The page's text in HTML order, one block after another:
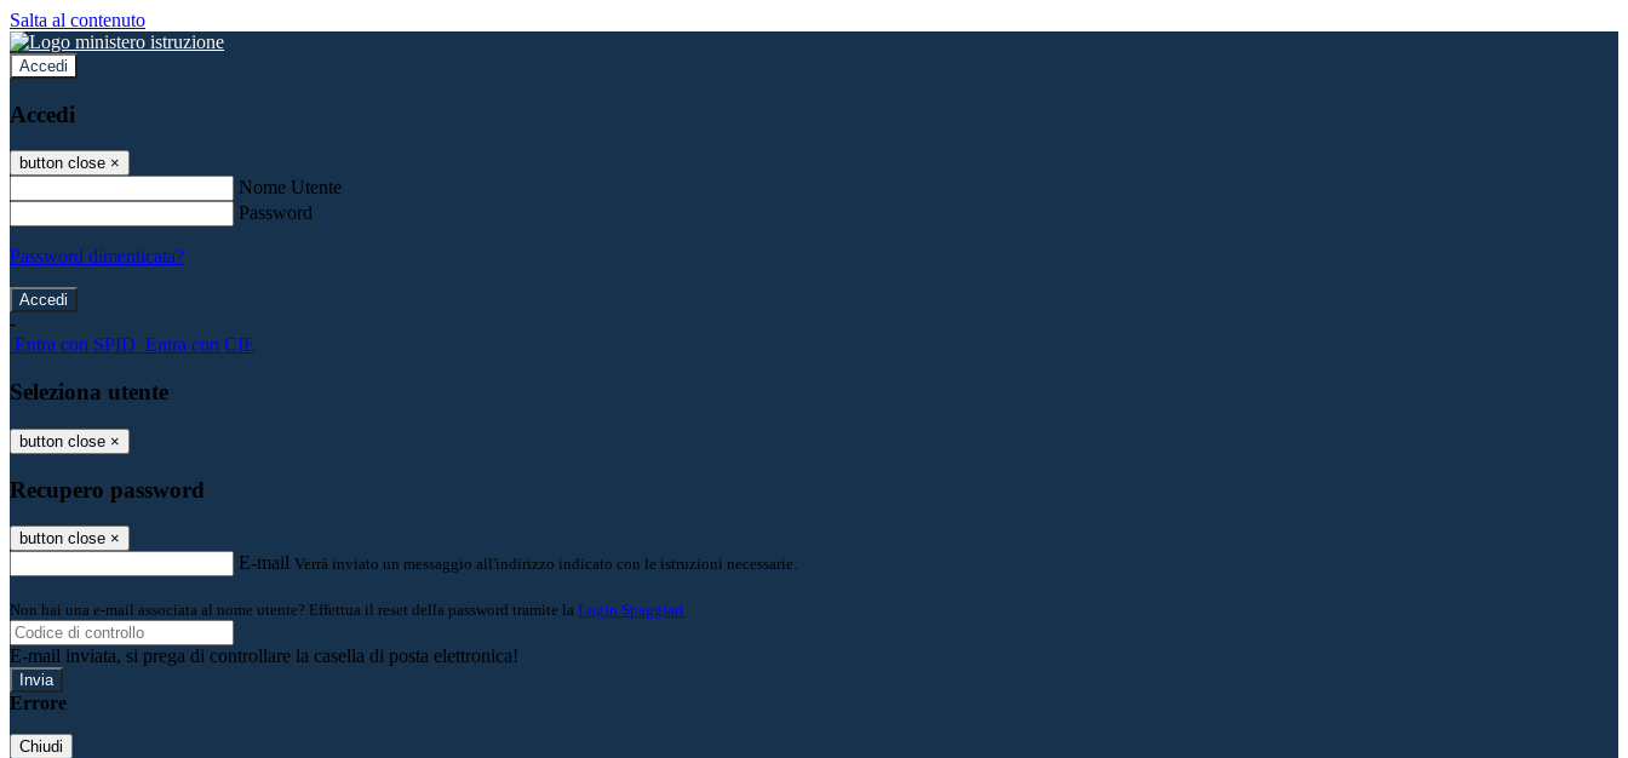
Salta al contenuto
Accedi
Accedi
button close ×
Nome Utente
Password
Password dimenticata?
-
Entra con SPID Entra con CIE
Seleziona utente
button close ×
Recupero password
button close ×
E-mail Verrà inviato un messaggio all'indirizzo indicato con le istruzioni necessarie.
Non hai una e-mail associata al nome utente? Effettua il reset della password tramite la Login Spaggiari
E-mail inviata, si prega di controllare la casella di posta elettronica!
Errore
Chiudi